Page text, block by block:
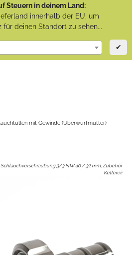
Steuern in deinem Land:
innerhalb der EU, um
für deinen Standort zu sehen...
✔
mit Gewinde (Überwurfmutter)
Schlauchverschraubung 3/3 NW 40 / 32 mm, Zubehör
Kellerei: